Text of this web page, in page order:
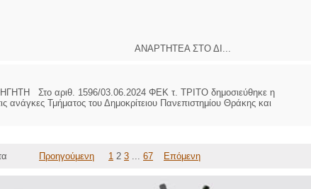
ΣΤΟ ΔΙ...
αριθ. 1596/03.06.2024 ΦΕΚ τ. ΤΡΙΤΟ δημοσιεύθηκε η
Τμήματος του Δημοκρίτειου Πανεπιστημίου Θράκης και
Προηγούμενη 1 2 3 ... 67 Επόμενη